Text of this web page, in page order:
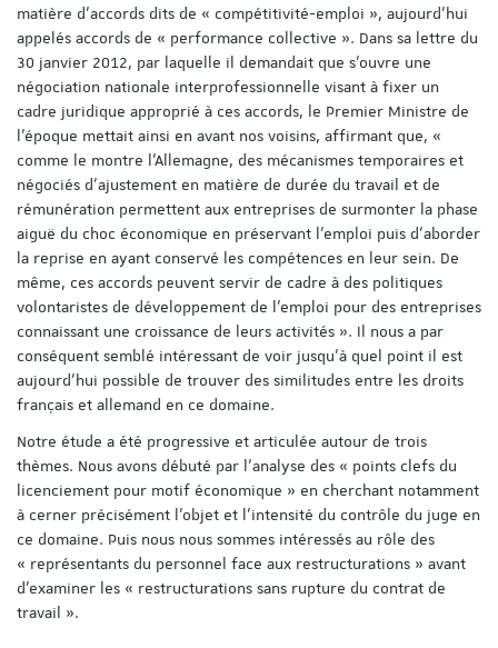
matière d’accords dits de « compétitivité-emploi », aujourd’hui
appelés accords de « performance collective ». Dans sa lettre du
30 janvier 2012, par laquelle il demandait que s’ouvre une
négociation nationale interprofessionnelle visant à fixer un
cadre juridique approprié à ces accords, le Premier Ministre de
l’époque mettait ainsi en avant nos voisins, affirmant que, «
comme le montre l’Allemagne, des mécanismes temporaires et
négociés d’ajustement en matière de durée du travail et de
rémunération permettent aux entreprises de surmonter la phase
aiguë du choc économique en préservant l’emploi puis d’aborder
la reprise en ayant conservé les compétences en leur sein. De
même, ces accords peuvent servir de cadre à des politiques
volontaristes de développement de l’emploi pour des entreprises
connaissant une croissance de leurs activités ». Il nous a par
conséquent semblé intéressant de voir jusqu’à quel point il est
aujourd’hui possible de trouver des similitudes entre les droits
français et allemand en ce domaine.
Notre étude a été progressive et articulée autour de trois
thèmes. Nous avons débuté par l’analyse des « points clefs du
licenciement pour motif économique » en cherchant notamment
à cerner précisément l’objet et l’intensité du contrôle du juge en
ce domaine. Puis nous nous sommes intéressés au rôle des
« représentants du personnel face aux restructurations » avant
d’examiner les « restructurations sans rupture du contrat de
travail ».